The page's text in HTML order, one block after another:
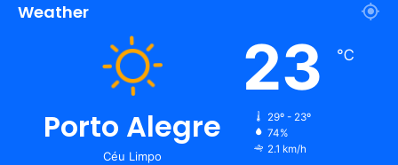
Weather
Porto Alegre
Céu Limpo
23 ℃
29º - 23º
74%
2.1 km/h